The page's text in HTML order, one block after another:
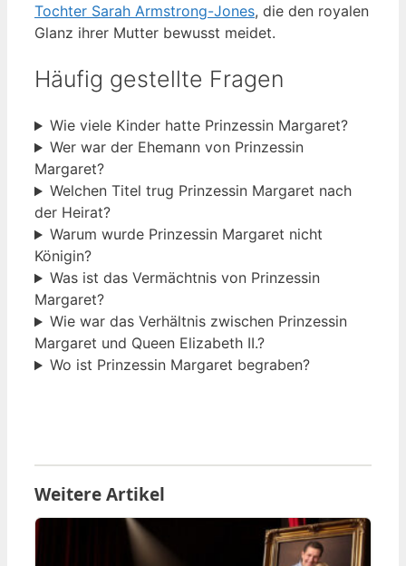
Tochter Sarah Armstrong-Jones, die den royalen
Glanz ihrer Mutter bewusst meidet.
Häufig gestellte Fragen
Wie viele Kinder hatte Prinzessin Margaret?
Wer war der Ehemann von Prinzessin
Margaret?
Welchen Titel trug Prinzessin Margaret nach
der Heirat?
Warum wurde Prinzessin Margaret nicht
Königin?
Was ist das Vermächtnis von Prinzessin
Margaret?
Wie war das Verhältnis zwischen Prinzessin
Margaret und Queen Elizabeth II.?
Wo ist Prinzessin Margaret begraben?
Weitere Artikel